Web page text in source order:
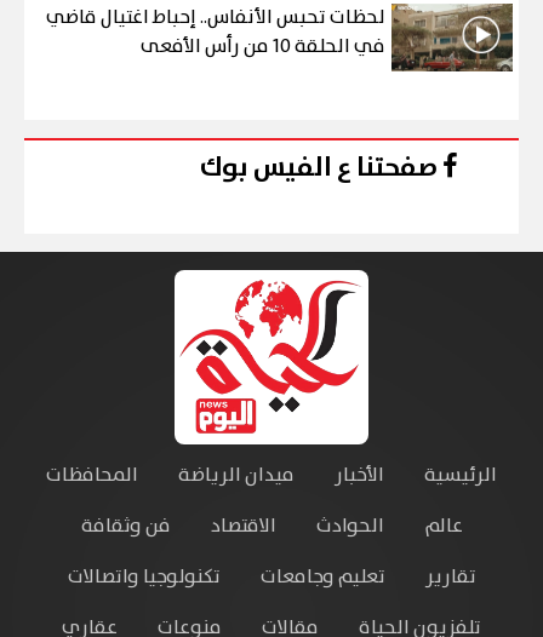
لحظات تحبس الأنفاس.. إحباط اغتيال قاضي
في الحلقة 10 من رأس الأفعى
صفحتنا ع الفيس بوك
الرئيسية الأخبار ميدان الرياضة
المحافظات
عالم
الحوادث الاقتصاد
فن وثقافة
تقارير
تعليم وجامعات
تكنولوجيا واتصالات
تلفزيون الحياة
مقالات منوعات عقاري